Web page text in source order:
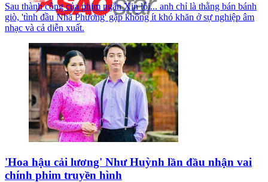
Sau thành công của phim ngắn Xin lỗi... anh chỉ là thằng bán bánh
giò, 'tình đầu Nhã Phương' gặp không ít khó khăn ở sự nghiệp âm
nhạc và cả diễn xuất.
'Hoa hậu cải lương' Như Huỳnh lần đầu nhận vai
chính phim truyền hình